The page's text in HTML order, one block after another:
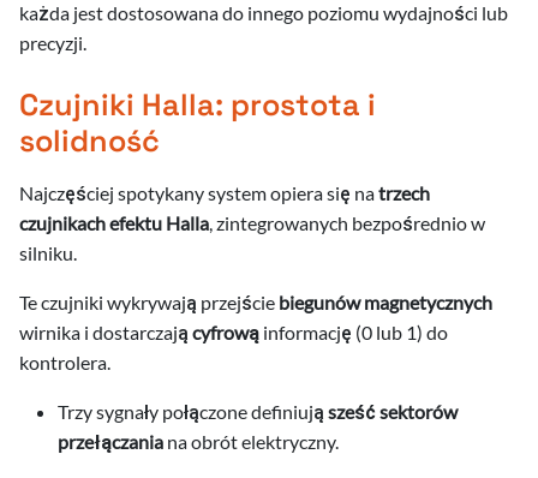
każda jest dostosowana do innego poziomu wydajności lub
precyzji.
Czujniki Halla: prostota i
solidność
Najczęściej spotykany system opiera się natrzech
czujnikach efektu Halla, zintegrowanych bezpośrednio w
silniku.
Te czujniki wykrywają przejście biegunów magnetycznych
wirnika i dostarczają cyfrową informację (0 lub 1) do
kontrolera.
Trzy sygnały połączone definiują sześć sektorów
przełączania na obrót elektryczny.